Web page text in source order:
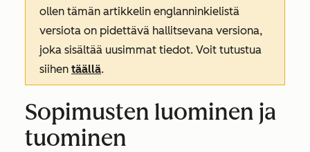
ollen tämän artikkelin englanninkielistä
versiota on pidettävä hallitsevana versiona,
joka sisältää uusimmat tiedot. Voit tutustua
siihen täällä.
Sopimusten luominen ja
tuominen